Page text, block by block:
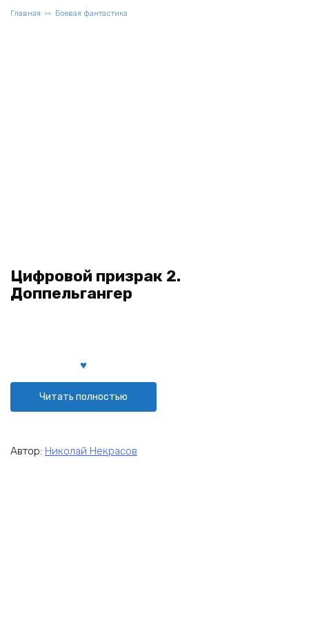
Главная Боевая фантастика
Цифровой призрак 2.
Доппельгангер
Читать полностью
Автор: Николай Некрасов